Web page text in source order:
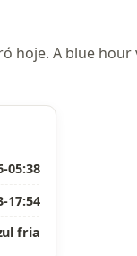
hoje. A blue
05:38
17:54
fria